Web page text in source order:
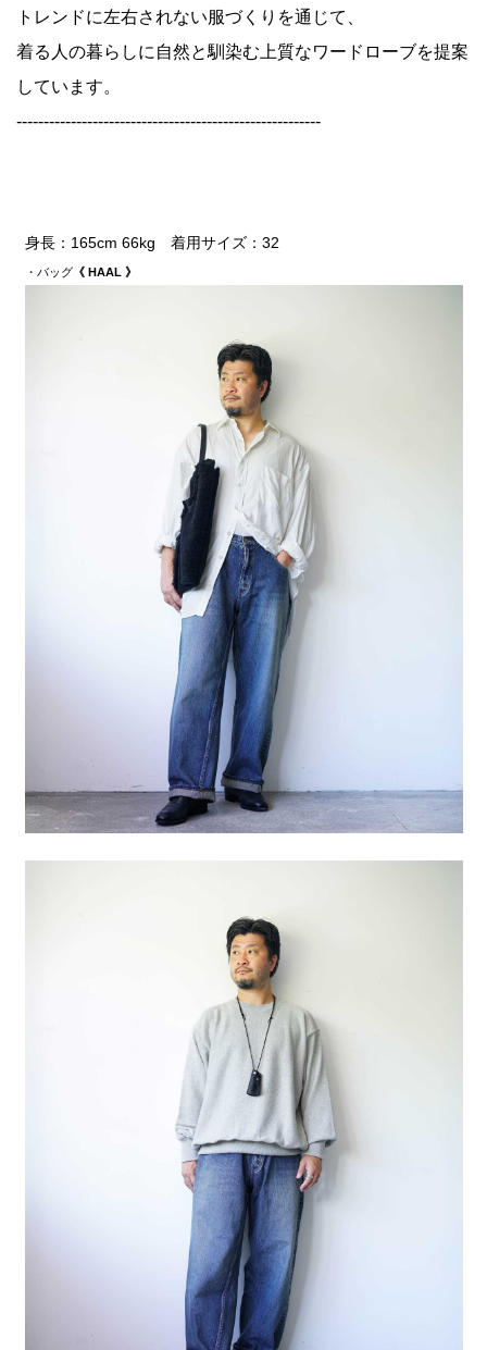
トレンドに左右されない服づくりを通じて、
着る人の暮らしに自然と馴染む上質なワードローブを提案
しています。
--------------------------------------------------------
身長：165cm 66kg 着用サイズ：32
・バッグ《 HAAL 》